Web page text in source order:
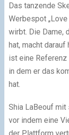
Das tanzende
Werbespot
wirbt. Die Dame,
hat, macht darauf
ist eine Referenz
in dem er das
hat.
Shia LaBeouf mit
vor indem eine
der Plattform